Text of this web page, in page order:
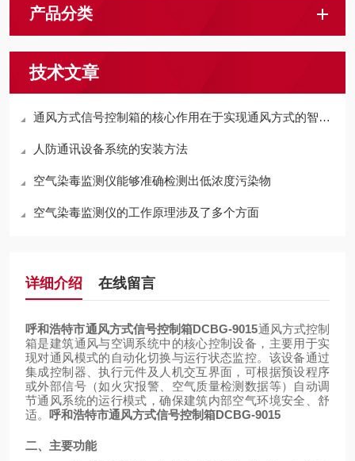
产品分类
技术文章
通风方式信号控制箱的核心作用在于实现通风方式的智能切换
人防通讯设备系统的安装方法
空气染毒监测仪能够准确检测出低浓度污染物
空气染毒监测仪的工作原理涉及了多个方面
详细介绍 在线留言
呼和浩特市通风方式信号控制箱DCBG-9015通风方式控制
箱是建筑通风与空调系统中的核心控制设备，主要用于实
现对通风模式的自动化切换与运行状态监控。该设备通过
集成控制器、执行元件及人机交互界面，可根据预设程序
或外部信号（如火灾报警、空气质量检测数据等）自动调
节通风系统的运行模式，确保建筑内部空气环境安全、舒
适。 呼和浩特市通风方式信号控制箱DCBG-9015
二、主要功能